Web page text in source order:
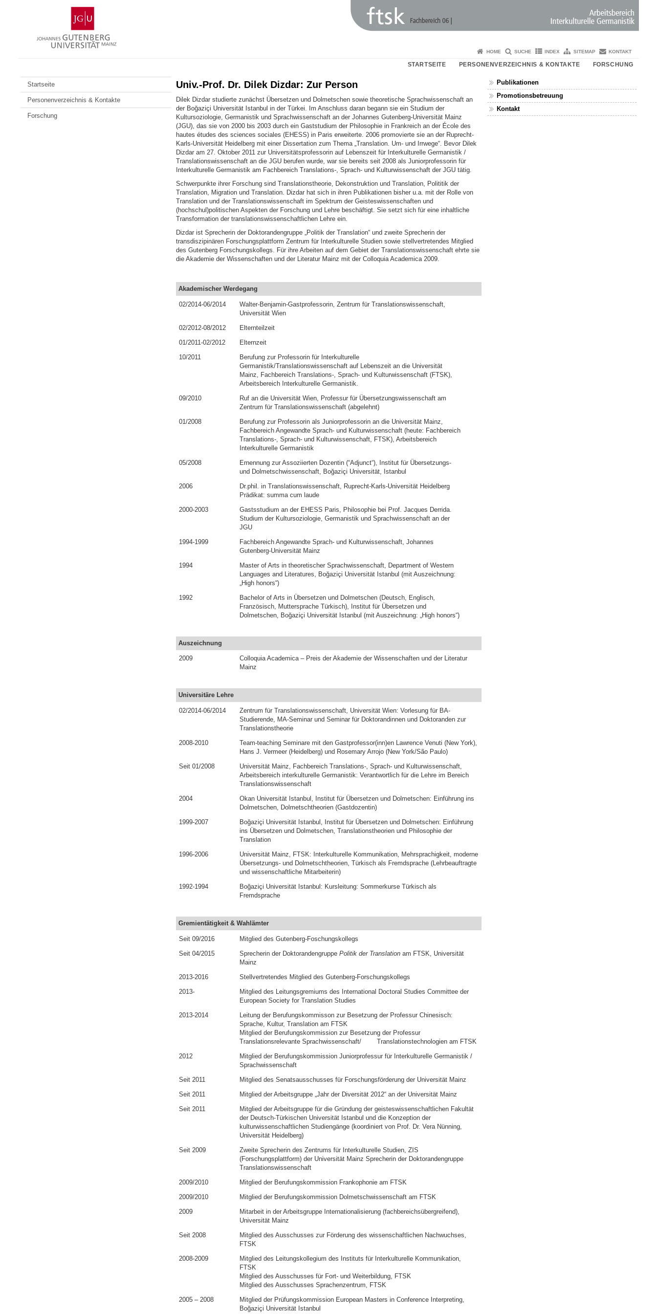
Gutenberg-
Universität
Mainz
HOME SUCHE INDEX SITEMAP KONTAKT
STARTSEITE PERSONENVERZEICHNIS & KONTAKTE FORSCHUNG
Startseite
Personenverzeichnis & Kontakte
Forschung
Univ.-Prof. Dr. Dilek Dizdar: Zur Person
Dilek Dizdar studierte zunächst Übersetzen und Dolmetschen sowie theoretische Sprachwissenschaft an
der Boğaziçi Universität Istanbul in der Türkei. Im Anschluss daran begann sie ein Studium der
Kultursoziologie, Germanistik und Sprachwissenschaft an der Johannes Gutenberg-Universität Mainz
(JGU), das sie von 2000 bis 2003 durch ein Gaststudium der Philosophie in Frankreich an der École des
hautes études des sciences sociales (EHESS) in Paris erweiterte. 2006 promovierte sie an der Ruprecht-
Karls-Universität Heidelberg mit einer Dissertation zum Thema „Translation. Um- und Irrwege“. Bevor Dilek
Dizdar am 27. Oktober 2011 zur Universitätsprofessorin auf Lebenszeit für Interkulturelle Germanistik /
Translationswissenschaft an die JGU berufen wurde, war sie bereits seit 2008 als Juniorprofessorin für
Interkulturelle Germanistik am Fachbereich Translations-, Sprach- und Kulturwissenschaft der JGU tätig.
Schwerpunkte ihrer Forschung sind Translationstheorie, Dekonstruktion und Translation, Polititik der
Translation, Migration und Translation. Dizdar hat sich in ihren Publikationen bisher u.a. mit der Rolle von
Translation und der Translationswissenschaft im Spektrum der Geisteswissenschaften und
(hochschul)politischen Aspekten der Forschung und Lehre beschäftigt. Sie setzt sich für eine in­halt­liche
Trans­formation der translationswissenschaftlichen Lehre ein.
Dizdar ist Sprecherin der Doktorandengruppe „Politik der Translation“ und zweite Sprecherin der
transdiszipinären Forschungsplattform Zentrum für Interkulturelle Studien sowie stellvertretendes Mitglied
des Gutenberg Forschungskollegs. Für ihre Arbeiten auf dem Gebiet der Translationswissenschaft ehrte sie
die Akademie der Wissenschaften und der Literatur Mainz mit der Colloquia Academica 2009.
Akademischer Werdegang
02/2014-06/2014
Walter-Benjamin-Gastprofessorin, Zentrum für Translationswissenschaft,
Universität Wien
02/2012-08/2012
Elternteilzeit
01/2011-02/2012
Elternzeit
10/2011
Berufung zur Professorin für Interkulturelle
Germanistik/Translationswissenschaft auf Lebenszeit an die Universität
Mainz, Fachbereich Translations-, Sprach- und Kulturwissenschaft (FTSK),
Arbeitsbereich Interkulturelle Germanistik.
09/2010
Ruf an die Universität Wien, Professur für Übersetzungswissenschaft am
Zentrum für Translationswissenschaft (abgelehnt)
01/2008
Berufung zur Professorin als Juniorprofessorin an die Universität Mainz,
Fachbereich Angewandte Sprach- und Kulturwissenschaft (heute: Fachbereich
Translations-, Sprach- und Kulturwissenschaft, FTSK), Arbeitsbereich
Interkulturelle Germanistik
05/2008
Ernennung zur Assoziierten Dozentin (“Adjunct“), Institut für Übersetzungs-
und Dolmetschwissenschaft, Boğaziçi Universität, Istanbul
2006
Dr.phil. in Translationswissenschaft, Ruprecht-Karls-Universität Heidelberg
Prädikat: summa cum laude
2000-2003
Gastsstudium an der EHESS Paris, Philosophie bei Prof. Jacques Derrida.
Studium der Kultursoziologie, Germanistik und Sprachwissenschaft an der
JGU
1994-1999
Fachbereich Angewandte Sprach- und Kulturwissenschaft, Johannes
Gutenberg-Universität Mainz
1994
Master of Arts in theoretischer Sprachwissenschaft, Department of Western
Languages and Literatures, Boğaziçi Universität Istanbul (mit Auszeichnung:
„High honors“)
1992
Bachelor of Arts in Übersetzen und Dolmetschen (Deutsch, Englisch,
Französisch, Muttersprache Türkisch), Institut für Übersetzen und
Dolmetschen, Boğaziçi Universität Istanbul (mit Auszeichnung: „High honors“)
Auszeichnung
2009
Colloquia Academica – Preis der Akademie der Wissenschaften und der Literatur
Mainz
Universitäre Lehre
02/2014-06/2014
Zentrum für Translationswissenschaft, Universität Wien: Vorlesung für BA-
Studierende, MA-Seminar und Seminar für Doktorandinnen und Doktoranden zur
Translationstheorie
2008-2010
Team-teaching Seminare mit den Gastprofessor(inn)en Lawrence Venuti (New York),
Hans J. Vermeer (Heidelberg) und Rosemary Arrojo (New York/São Paulo)
Seit 01/2008
Universität Mainz, Fachbereich Translations-, Sprach- und Kulturwissenschaft,
Arbeitsbereich interkulturelle Germanistik: Verantwortlich für die Lehre im Bereich
Translationswissenschaft
2004
Okan Universität Istanbul, Institut für Übersetzen und Dolmetschen: Einführung ins
Dolmetschen, Dolmetschtheorien (Gastdozentin)
1999-2007
Boğaziçi Universität Istanbul, Institut für Übersetzen und Dolmetschen: Einführung
ins Übersetzen und Dolmetschen, Translationstheorien und Philosophie der
Translation
1996-2006
Universität Mainz, FTSK: Interkulturelle Kommunikation, Mehrsprachigkeit, moderne
Übersetzungs- und Dolmetschtheorien, Türkisch als Fremdsprache (Lehrbeauftragte
und wissenschaftliche Mitarbeiterin)
1992-1994
Boğaziçi Universität Istanbul: Kursleitung: Sommerkurse Türkisch als
Fremdsprache
Gremientätigkeit & Wahlämter
Seit 09/2016
Mitglied des Gutenberg-Foschungskollegs
Seit 04/2015
Sprecherin der Doktorandengruppe Politik der Translationam FTSK, Universität
Mainz
2013-2016
Stellvertretendes Mitglied des Gutenberg-Forschungskollegs
2013-
Mitglied des Leitungsgremiums des International Doctoral Studies Committee der
European Society for Translation Studies
2013-2014
Leitung der Berufungskommisson zur Besetzung der Professur Chinesisch:
Sprache, Kultur, Translation am FTSK
Mitglied der Berufungskommission zur Besetzung der Professur
Translationsrelevante Sprachwissenschaft/ Translationstechnologien am FTSK
2012
Mitglied der Berufungskommission Juniorprofessur für Interkulturelle Germanistik /
Sprachwissenschaft
Seit 2011
Mitglied des Senatsausschusses für Forschungsförderung der Universität Mainz
Seit 2011
Mitglied der Arbeitsgruppe „Jahr der Diversität 2012“ an der Universität Mainz
Seit 2011
Mitglied der Arbeitsgruppe für die Gründung der geisteswissenschaftlichen Fakultät
der Deutsch-Türkischen Universität Istanbul und die Konzeption der
kulturwissenschaftlichen Studiengänge (koordiniert von Prof. Dr. Vera Nünning,
Universität Heidelberg)
Seit 2009
Zweite Sprecherin des Zentrums für Interkulturelle Studien, ZIS
(Forschungsplattform) der Universität Mainz Sprecherin der Doktorandengruppe
Translationswissenschaft
2009/2010
Mitglied der Berufungskommission Frankophonie am FTSK
2009/2010
Mitglied der Berufungskommission Dolmetschwissenschaft am FTSK
2009
Mitarbeit in der Arbeitsgruppe Internationalisierung (fachbereichsübergreifend),
Universität Mainz
Seit 2008
Mitglied des Ausschusses zur Förderung des wissenschaftlichen Nachwuchses,
FTSK
2008-2009
Mitglied des Leitungskollegium des Instituts für Interkulturelle Kommunikation,
FTSK
Mitglied des Ausschusses für Fort- und Weiterbildung, FTSK
Mitglied des Ausschusses Sprachenzentrum, FTSK
2005 – 2008
Mitglied der Prüfungskommission European Masters in Conference Interpreting,
Boğaziçi Universität Istanbul
Publikationen
Promotionsbetreuung
Kontakt